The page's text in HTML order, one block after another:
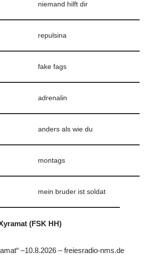
niemand hilft dir
repulsina
fake fags
adrenalin
anders als wie du
montags
mein bruder ist soldat
(FSK HH)
–10.8.2026 – freiesradio-nms.de